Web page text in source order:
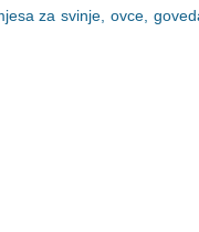
za svinje, ovce,